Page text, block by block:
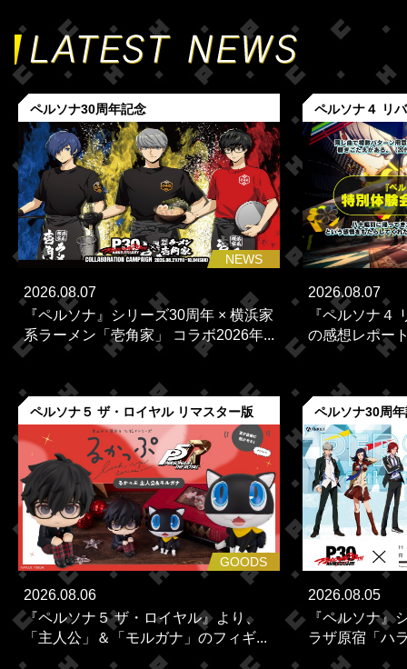
ペルソナ30周年記念
NEWS
2026.08.07
『ペルソナ』シリーズ30周年 × 横浜家
系ラーメン「壱角家」 コラボ2026年...
ペルソナ４ リ
2026.08.07
『ペルソナ４
の感想レポー
ペルソナ５ ザ・ロイヤル リマスター版
GOODS
2026.08.06
『ペルソナ５ ザ・ロイヤル』より、
「主人公」＆「モルガナ」のフィギ...
ペルソナ30周
2026.08.05
『ペルソナ』
ラザ原宿「ハ